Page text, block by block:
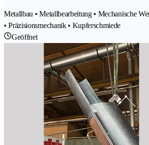
Metallbau • Metallbearbeitung • Mechanische
• Präzisionsmechanik • Kupferschmiede
Geöffnet